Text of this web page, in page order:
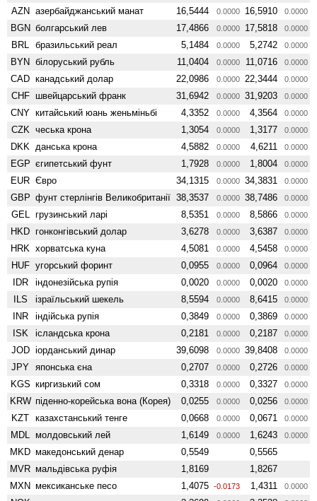
AZN азербайджанський манат 16,5444 0.0000 16,5910 0.0000
BGN болгарський лев 17,4866 0.0000 17,5818 0.0000
BRL бразильський реал 5,1484 0.0000 5,2742 0.0000
BYN білоруський рубль 11,0404 0.0000 11,0716 0.0000
CAD канадський долар 22,0986 0.0000 22,3444 0.0000
CHF швейцарський франк 31,6942 0.0000 31,9203 0.0000
CNY китайський юань женьмiньбi 4,3352 0.0000 4,3564 0.0000
CZK чеська крона 1,3054 0.0000 1,3177 0.0000
DKK данська крона 4,5882 0.0000 4,6211 0.0000
EGP єгипетський фунт 1,7928 0.0000 1,8004 0.0000
EUR Євро 34,1315 0.0000 34,3831 0.0000
GBP фунт стерлінгів Велико­британії 38,3537 0.0000 38,7486 0.0000
GEL грузинський ларі 8,5351 0.0000 8,5866 0.0000
HKD гонконгівський долар 3,6278 0.0000 3,6387 0.0000
HRK хорватська куна 4,5081 0.0000 4,5458 0.0000
HUF угорський форинт 0,0955 0.0000 0,0964 0.0000
IDR індонезійська рупія 0,0020 0.0000 0,0020 0.0000
ILS ізраїльський шекель 8,5594 0.0000 8,6415 0.0000
INR індійська рупія 0,3849 0.0000 0,3869 0.0000
ISK ісландська крона 0,2181 0.0000 0,2187 0.0000
JOD іорданський динар 39,6098 0.0000 39,8408 0.0000
JPY японська єна 0,2707 0.0000 0,2726 0.0000
KGS киргизький сом 0,3318 0.0000 0,3327 0.0000
KRW піденно-корейська вона (Корея) 0,0255 0.0000 0,0256 0.0000
KZT казахстанський тенге 0,0668 0.0000 0,0671 0.0000
MDL молдовський лей 1,6149 0.0000 1,6243 0.0000
MKD македонський денар 0,5549
0,5565
MVR мальдівська руфія 1,8169
1,8267
MXN мексиканське песо 1,4075 -0.0173 1,4311 0.0000